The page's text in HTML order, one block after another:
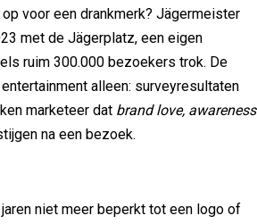
voor een drankmerk? Jägermeister
met de Jägerplatz, een eigen
ruim 300.000 bezoekers trok. De
alleen: surveyresultaten
marketeer dat brand love, awareness
na een bezoek.
niet meer beperkt tot een logo of